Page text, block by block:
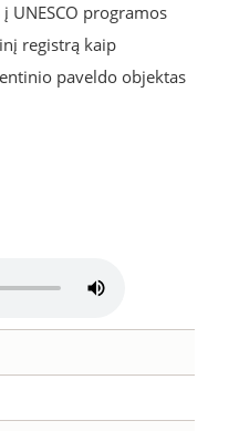
UNESCO programos
registrą kaip
paveldo objektas